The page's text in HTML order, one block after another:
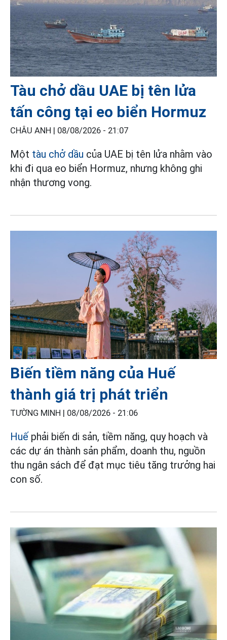
Tàu chở dầu UAE bị tên lửa
tấn công tại eo biển Hormuz
CHÂU ANH | 08/08/2026 - 21:07
Một tàu chở dầu của UAE bị tên lửa nhằm vào
khi đi qua eo biển Hormuz, nhưng không ghi
nhận thương vong.
Biến tiềm năng của Huế
thành giá trị phát triển
TƯỜNG MINH | 08/08/2026 - 21:06
Huế phải biến di sản, tiềm năng, quy hoạch và
các dự án thành sản phẩm, doanh thu, nguồn
thu ngân sách để đạt mục tiêu tăng trưởng hai
con số.